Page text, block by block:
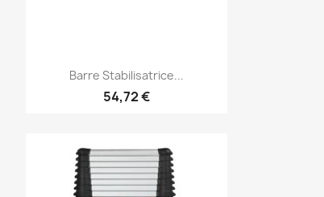
Aperçu rapide
Barre Stabilisatrice...
54,72 €